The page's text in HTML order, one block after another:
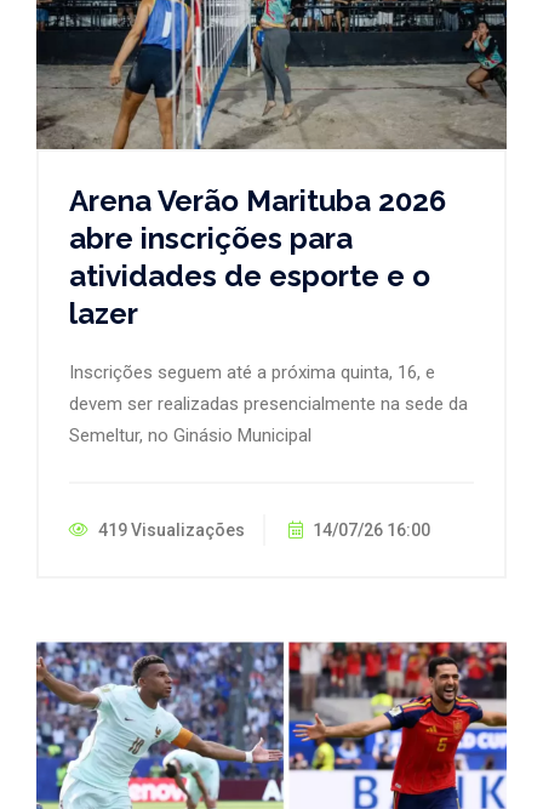
Arena Verão Marituba 2026
abre inscrições para
atividades de esporte e o
lazer
Inscrições seguem até a próxima quinta, 16, e
devem ser realizadas presencialmente na sede da
Semeltur, no Ginásio Municipal
419 Visualizações 14/07/26 16:00